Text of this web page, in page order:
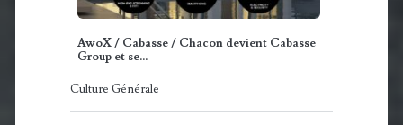
AwoX / Cabasse / Chacon devient Cabasse
Group et se…
Culture Générale